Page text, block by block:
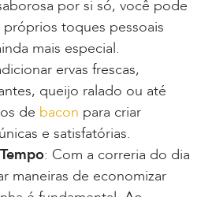
por si só, você pode
próprios toques pessoais
mais especial.
ervas frescas,
queijo ralado ou até
de bacon para criar
e satisfatórias.
: Com a correria do dia
maneiras de economizar